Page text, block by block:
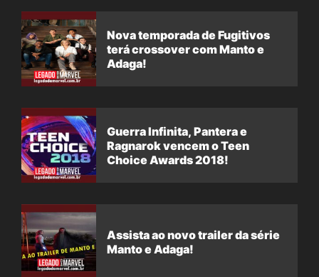
Nova temporada de Fugitivos
terá crossover com Manto e
Adaga!
Guerra Infinita, Pantera e
Ragnarok vencem o Teen
Choice Awards 2018!
Assista ao novo trailer da série
Manto e Adaga!